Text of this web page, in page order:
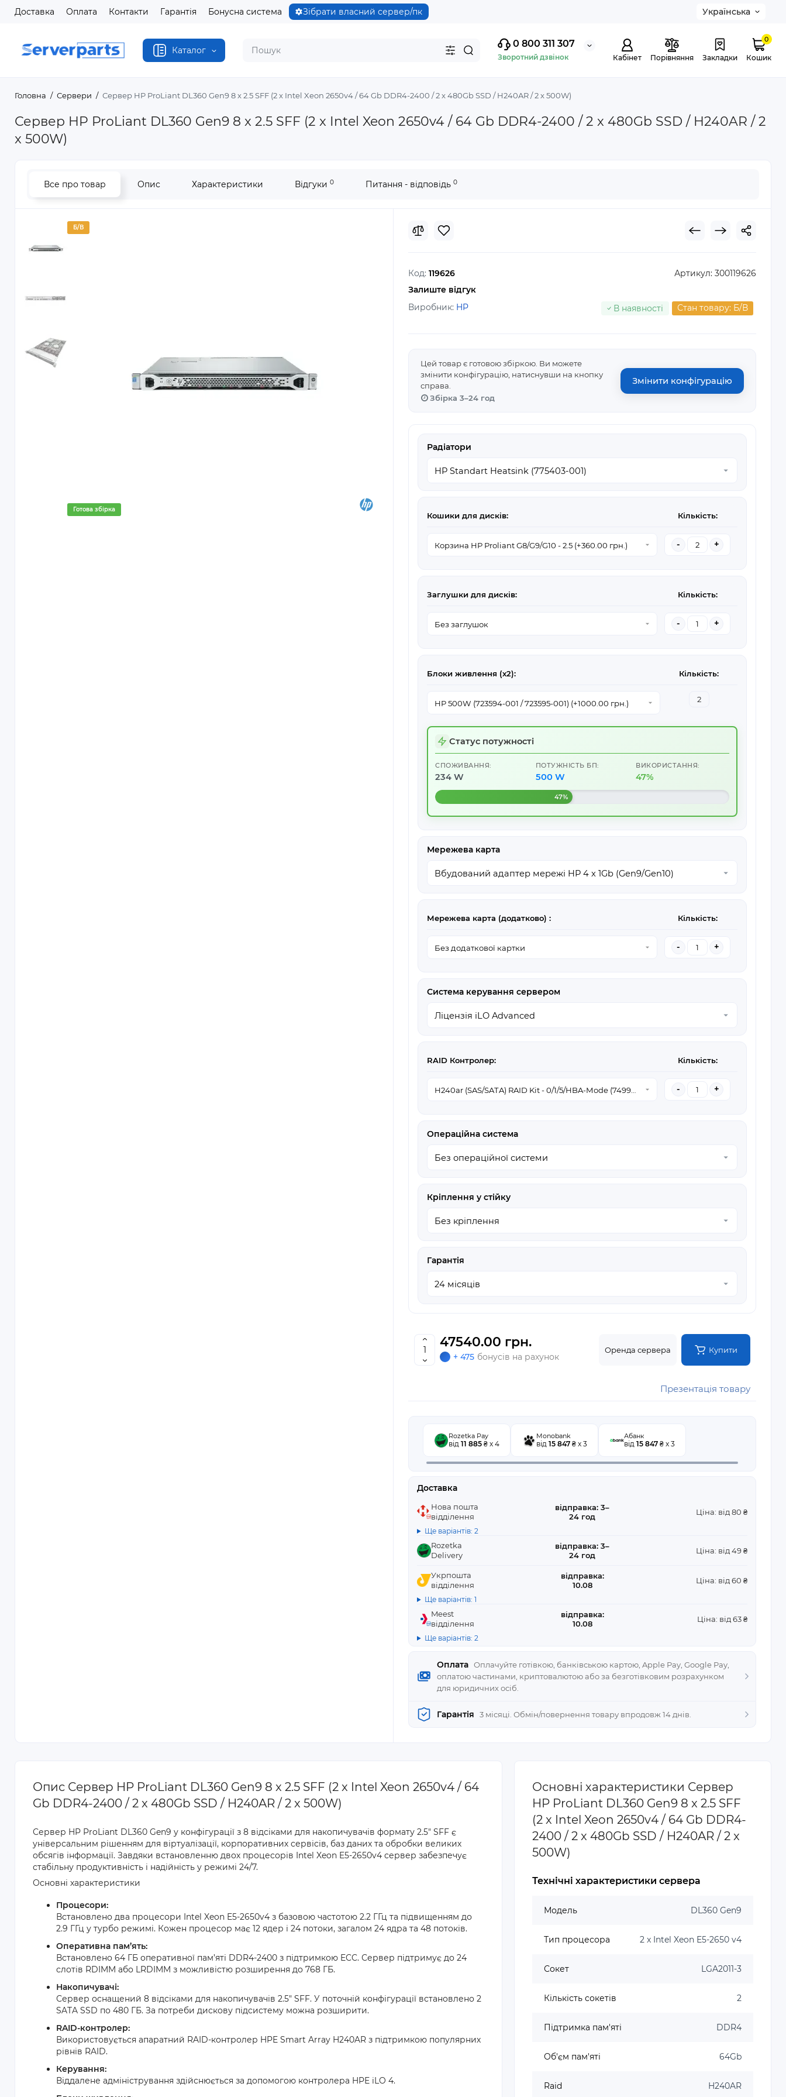
Доставка Оплата Контакти Гарантія Бонусна система Зібрати власний сервер/пк Українська
Каталог
0 800 311 307
Зворотний дзвінок Кабінет Порівняння Закладки
0
Кошик
Головна Сервери Сервер HP ProLiant DL360 Gen9 8 x 2.5 SFF (2 x Intel Xeon 2650v4 / 64 Gb DDR4-2400 / 2 x 480Gb SSD / H240AR / 2 x 500W)
Сервер HP ProLiant DL360 Gen9 8 x 2.5 SFF (2 x Intel Xeon 2650v4 / 64 Gb DDR4-2400 / 2 x 480Gb SSD / H240AR / 2
x 500W)
Все про товар Опис Характеристики Відгуки 0 Питання - відповідь 0
Б/В
Готова збірка
Код: 119626
Залиште відгук
Артикул: 300119626
Виробник: HP В наявності Стан товару: Б/В
Цей товар є готовою збіркою. Ви можете
змінити конфігурацію, натиснувши на кнопку
справа.
Збірка 3–24 год
Змінити конфігурацію
Радіатори
Кошики для дисків: Кількість:
- +
Заглушки для дисків: Кількість:
- +
Блоки живлення (х2): Кількість:
Статус потужності
СПОЖИВАННЯ:
234 W
ПОТУЖНІСТЬ БП:
500 W
ВИКОРИСТАННЯ:
47%
47%
Мережева карта
Мережева карта (додатково) : Кількість:
- +
Система керування сервером
RAID Контролер: Кількість:
- +
Операційна система
Кріплення у стійку
Гарантія
47540.00 грн.
+ 475 бонусів на рахунок
Оренда сервера Купити
Презентація товару
Оплата Оплачуйте готівкою, банківською картою, Apple Pay, Google Pay,
оплатою частинами, криптовалютою або за безготівковим розрахунком
для юридичних осіб.
Rozetka Pay
від 11 885₴ x 4
Monobank
від 15 847₴ x 3
Абанк
від 15 847₴ x 3
Доставка
Нова пошта
відділення
відправка: 3–
24 год
Ціна: від 80 ₴
Ще варіантів: 2
Rozetka
Delivery
відправка: 3–
24 год
Ціна: від 49 ₴
Укрпошта
відділення
відправка:
10.08
Ціна: від 60 ₴
Ще варіантів: 1
Meest
відділення
відправка:
10.08
Ціна: від 63 ₴
Ще варіантів: 2
Гарантія 3 місяці. Обмін/повернення товару впродовж 14 днів.
Опис Сервер HP ProLiant DL360 Gen9 8 x 2.5 SFF (2 x Intel Xeon 2650v4 / 64
Gb DDR4-2400 / 2 x 480Gb SSD / H240AR / 2 x 500W)
Сервер HP ProLiant DL360 Gen9 у конфігурації з 8 відсіками для накопичувачів формату 2.5" SFF є
універсальним рішенням для віртуалізації, корпоративних сервісів, баз даних та обробки великих
обсягів інформації. Завдяки встановленню двох процесорів Intel Xeon E5-2650v4 сервер забезпечує
стабільну продуктивність і надійність у режимі 24/7.
Основні характеристики
Процесори:
Встановлено два процесори Intel Xeon E5-2650v4 з базовою частотою 2.2 ГГц та підвищенням до
2.9 ГГц у турбо режимі. Кожен процесор має 12 ядер і 24 потоки, загалом 24 ядра та 48 потоків.
Оперативна пам’ять:
Встановлено 64 ГБ оперативної пам’яті DDR4-2400 з підтримкою ECC. Сервер підтримує до 24
слотів RDIMM або LRDIMM з можливістю розширення до 768 ГБ.
Накопичувачі:
Сервер оснащений 8 відсіками для накопичувачів 2.5" SFF. У поточній конфігурації встановлено 2
SATA SSD по 480 ГБ. За потреби дискову підсистему можна розширити.
RAID-контролер:
Використовується апаратний RAID-контролер HPE Smart Array H240AR з підтримкою популярних
рівнів RAID.
Керування:
Віддалене адміністрування здійснюється за допомогою контролера HPE iLO 4.
Основні характеристики Сервер
HP ProLiant DL360 Gen9 8 x 2.5 SFF
(2 x Intel Xeon 2650v4 / 64 Gb DDR4-
2400 / 2 x 480Gb SSD / H240AR / 2 x
500W)
Технічні характеристики сервера
Модель DL360 Gen9
Тип процесора 2 x Intel Xeon E5-2650 v4
Сокет LGA2011-3
Кількість сокетів 2
Підтримка пам'яті DDR4
Об'єм пам'яті 64Gb
Raid H240AR